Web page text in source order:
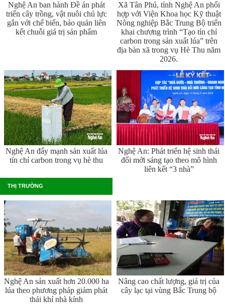
Nghệ An ban hành Đề án phát
triển cây trồng, vật nuôi chủ lực
gắn với chế biến, bảo quản liên
kết chuỗi giá trị sản phẩm
Xã Tân Phú, tỉnh Nghệ An phối
hợp với Viện Khoa học Kỹ thuật
Nông nghiệp Bắc Trung Bộ triển
khai chương trình “Tạo tín chỉ
carbon trong sản xuất lúa” trên
địa bàn xã trong vụ Hè Thu năm
2026.
Nghệ An đẩy mạnh sản xuất lúa
tín chỉ carbon trong vụ hè thu
Nghệ An: Phát triển hệ sinh thái
đổi mới sáng tạo theo mô hình
liên kết “3 nhà”
THỊ TRƯỜNG
Nghệ An sản xuất hơn 20.000 ha
lúa theo phương pháp giảm phát
thải khí nhà kính
Nâng cao chất lượng, giá trị của
cây lạc tại vùng Bắc Trung bộ